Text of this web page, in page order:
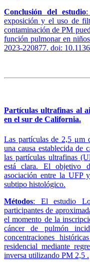
Conclusión del estudio:
exposición y el uso de
contaminación de PM
función pulmonar en
2023-220877. doi:
Partículas ultrafinas al
en el sur de California.
Las partículas de 2,5 μm
una causa establecida de
las partículas ultrafinas
está clara. El objetivo
asociación entre la UFP
subtipo histológico.
Métodos: El estudio
participantes de
el momento de la
cáncer de pulmón
concentraciones
residencial mediante
inversa utilizando PM 2,5 .